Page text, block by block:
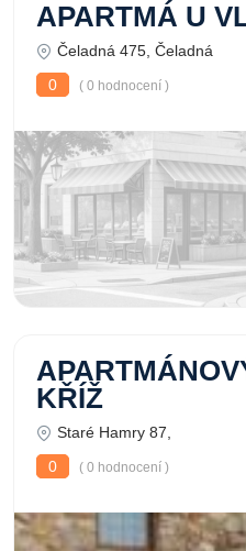
APARTMÁ U
Čeladná 475, Čeladná
0
( 0 hodnocení )
KŘÍŽ
Staré Hamry 87,
0
( 0 hodnocení )